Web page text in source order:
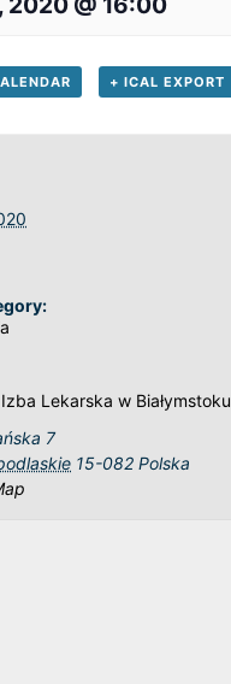
+ ICAL EXPORT
Lekarska w Białymstoku
7
15-082 Polska